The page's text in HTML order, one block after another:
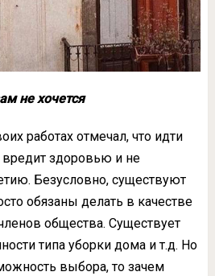
не хочется
работах отмечал, что идти
вредит здоровью и не
Безусловно, существуют
обязаны делать в качестве
общества. Существует
типа уборки дома и т.д. Но
выбора, то зачем